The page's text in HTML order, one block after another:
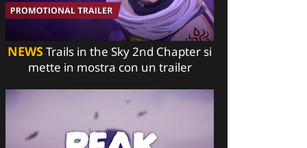
NEWSTrails in the Sky 2nd Chapter si
mette in mostra con un trailer